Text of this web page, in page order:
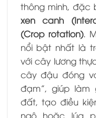
thông minh, đặc
xen canh
(Crop rotation).
nổi bật nhất là
với cây lương
cây đậu đóng
đạm”, giúp
đất, tạo điều
ngô hoặc lúa